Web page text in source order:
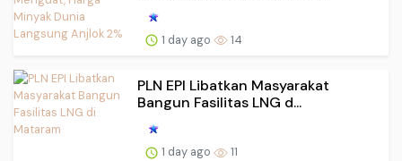
1 day ago 14
PLN EPI Libatkan Masyarakat
Bangun Fasilitas LNG d...
1 day ago 11